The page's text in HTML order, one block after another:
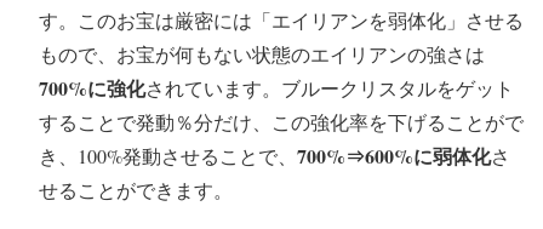
す。このお宝は厳密には「エイリアンを弱体化」させる
もので、お宝が何もない状態のエイリアンの強さは
700%に強化されています。ブルークリスタルをゲット
することで発動％分だけ、この強化率を下げることがで
き、100%発動させることで、 700%⇒600%に弱体化さ
せることができます。